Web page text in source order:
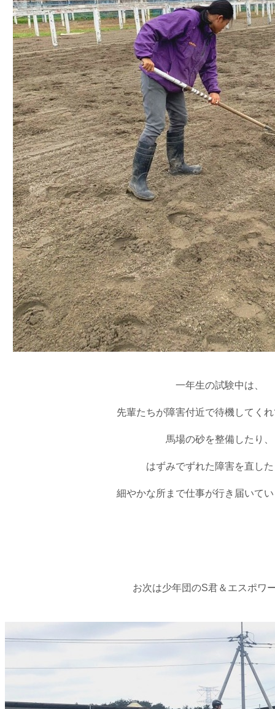
一年生の試験中は、
先輩たちが障害付近で待機してく
馬場の砂を整備したり、
はずみでずれた障害を直し
細やかな所まで仕事が行き届いて
お次は少年団のS君＆エスポワ